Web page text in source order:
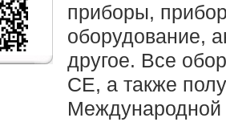
приборы,
оборудование,
другое. Все
CE, а также
Международной